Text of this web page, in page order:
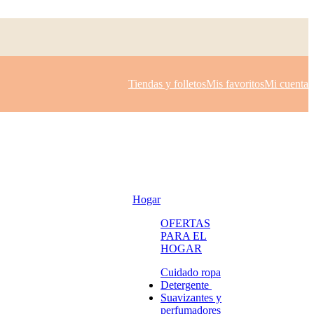
Tiendas y folletosMis favoritosMi cuenta
Hogar
OFERTAS
PARA EL
HOGAR
Cuidado ropa
Detergente
Suavizantes y
perfumadores